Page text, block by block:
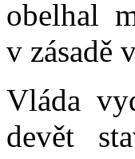
obelhal
v zásadě
Vláda
devět